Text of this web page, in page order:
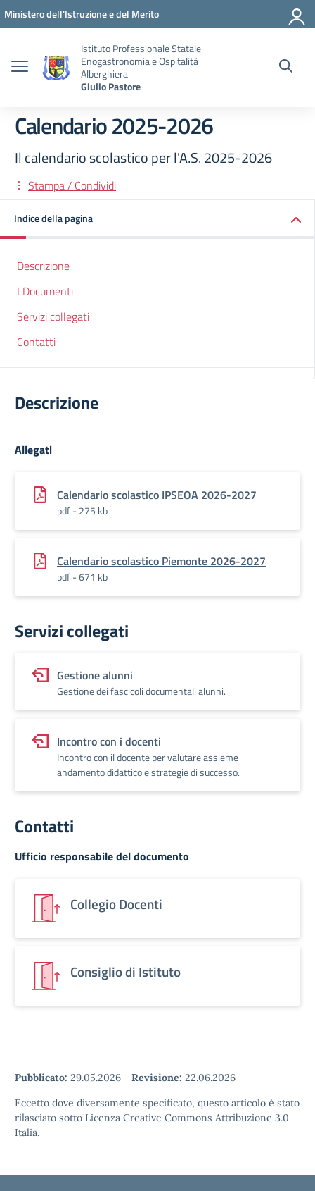
Vai ai contenuti
Vai al menu di navigazione
Vai al footer
Ministero dell'Istruzione e del Merito
Istituto Professionale Statale
Enogastronomia e Ospitalità
Alberghiera
Giulio Pastore
Calendario 2025-2026
Il calendario scolastico per l'A.S. 2025-2026
Stampa / Condividi
Indice della pagina
Descrizione
I Documenti
Servizi collegati
Contatti
Descrizione
Allegati
Calendario scolastico IPSEOA 2026-2027
pdf - 275 kb
Calendario scolastico Piemonte 2026-2027
pdf - 671 kb
Servizi collegati
Gestione alunni
Gestione dei fascicoli documentali alunni.
Incontro con i docenti
Incontro con il docente per valutare assieme
andamento didattico e strategie di successo.
Contatti
Ufficio responsabile del documento
Collegio Docenti
Consiglio di Istituto
Pubblicato: 29.05.2026 - Revisione: 22.06.2026
Eccetto dove diversamente specificato, questo articolo è stato
rilasciato sotto Licenza Creative Commons Attribuzione 3.0
Italia.